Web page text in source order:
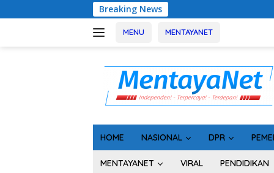
ke
Breaking News
MENU MENTAYANET
HOME NASIONAL DPR
MENTAYANET VIRAL PENDIDIKAN